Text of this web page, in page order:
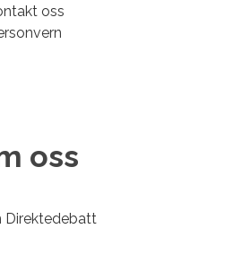
oss
oss
Direktedebatt